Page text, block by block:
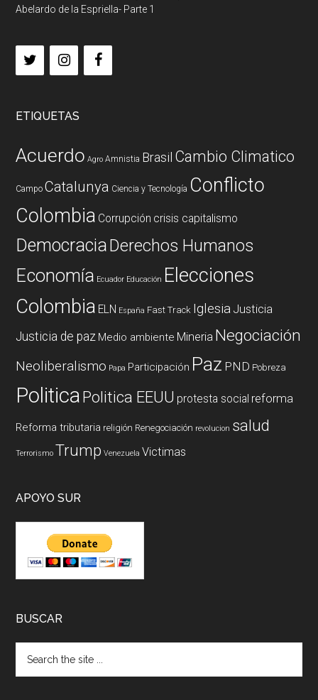
Abelardo de la Espriella- Parte 1
ETIQUETAS
Acuerdo Agro Amnistia Brasil Cambio Climatico
Campo Catalunya Ciencia y Tecnología Conflicto
Colombia Corrupción crisis capitalismo
DemocraciaDerechos Humanos
Economía Ecuador Educación Elecciones
Colombia ELN España Fast Track Iglesia Justicia
Justicia de paz Medio ambiente Mineria Negociación
Neoliberalismo Papa Participación Paz PND Pobreza
PoliticaPolitica EEUU protesta social reforma
Reforma tributaria religión Renegociación revolucion salud
Terrorismo Trump Venezuela Victimas
APOYO SUR
BUSCAR